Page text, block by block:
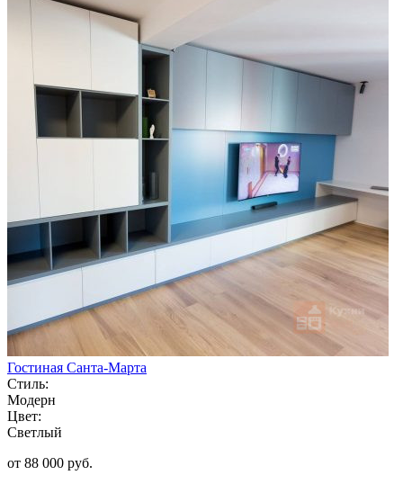
Гостиная Санта-Марта
Стиль:
Модерн
Цвет:
Светлый
от 88 000 руб.